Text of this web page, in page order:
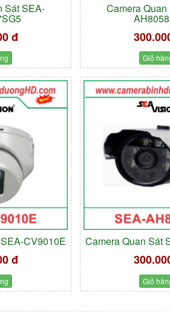
Sát SEA-
đ
Camera
Giỏ
CV9010E
đ
Camera Quan Sát
Giỏ